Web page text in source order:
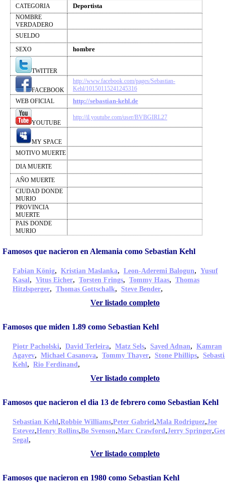
CATEGORIA Deportista
NOMBRE
VERDADERO
SUELDO
SEXO
hombre
TWITTER
FACEBOOK
http://www.facebook.com/pages/Sebastian-
Kehl/10150115241245316
WEB OFICIAL
http://sebastian-kehl.de
YOUTUBE
http://il.youtube.com/user/BVBGIRL27
MY SPACE
MOTIVO MUERTE
DIA MUERTE
AÑO MUERTE
CIUDAD DONDE
MURIO
PROVINCIA
MUERTE
PAIS DONDE
MURIO
Famosos que nacieron en Alemania como Sebastian Kehl
Fabian König, Kristian Maslanka, Leon-Aderemi Balogun, Yusuf
Kasal, Vitus Eicher, Torsten Frings, Tommy Haas, Thomas
Hitzlsperger, Thomas Gottschalk, Steve Bender,
Ver listado completo
Famosos que miden 1.89 como Sebastian Kehl
Piotr Pacholski, David Terleira, Matz Sels, Sayed Adnan, Kamran
Agayev, Michael Casanova, Tommy Thayer, Stone Phillips,
Kehl, Rio Ferdinand,
Ver listado completo
Famosos que nacieron el dia 13 de febrero como Sebastian Kehl
Sebastian Kehl,Robbie Williams,Peter Gabriel,Mala Rodriguez,Joe
Estevez,Henry Rollins,Bo Svenson,Marc Crawford,Jerry Springer,
Segal,
Ver listado completo
Famosos que nacieron en 1980 como Sebastian Kehl